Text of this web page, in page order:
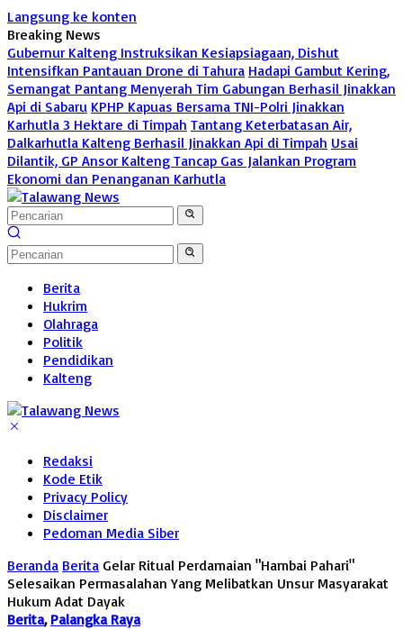
Langsung ke konten
Breaking News
Gubernur Kalteng Instruksikan Kesiapsiagaan, Dishut
Intensifkan Pantauan Drone di Tahura Hadapi Gambut Kering,
Semangat Pantang Menyerah Tim Gabungan Berhasil Jinakkan
Api di Sabaru KPHP Kapuas Bersama TNI-Polri Jinakkan
Karhutla 3 Hektare di Timpah Tantang Keterbatasan Air,
Dalkarhutla Kalteng Berhasil Jinakkan Api di Timpah Usai
Dilantik, GP Ansor Kalteng Tancap Gas Jalankan Program
Ekonomi dan Penanganan Karhutla
Berita
Hukrim
Olahraga
Politik
Pendidikan
Kalteng
Redaksi
Kode Etik
Privacy Policy
Disclaimer
Pedoman Media Siber
Beranda Berita Gelar Ritual Perdamaian "Hambai Pahari"
Selesaikan Permasalahan Yang Melibatkan Unsur Masyarakat
Hukum Adat Dayak
Berita, Palangka Raya